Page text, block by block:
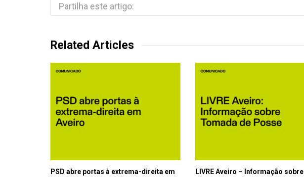
Partilha este artigo:
Related Articles
PSD abre portas à extrema-direita em
LIVRE Aveiro – Informação sobre